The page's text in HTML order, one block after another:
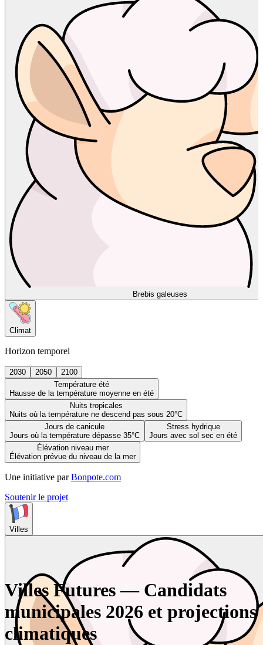
Brebis galeuses
Climat
Horizon temporel
2030 2050
2100
Température été
Hausse de la température moyenne en été
Nuits tropicales
Nuits où la température ne descend pas sous 20°C
Jours de canicule
Jours où la température dépasse 35°C
Stress hydrique
Jours avec sol sec en été
Élévation niveau mer
Élévation prévue du niveau de la mer
Une initiative par Bonpote.com
Soutenir le projet
Villes
Villes Futures — Candidats
municipales 2026 et projections
climatiques